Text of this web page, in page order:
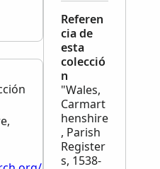
Referen
cia de
esta
colecció
n
"Wales,
Carmart
henshire
, Parish
Register
s, 1538-